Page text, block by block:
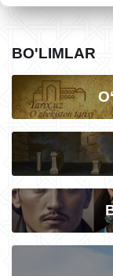
BO'LIMLAR